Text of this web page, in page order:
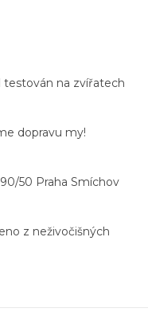
testován na zvířatech
dopravu my!
50 Praha Smíchov
z neživočišných